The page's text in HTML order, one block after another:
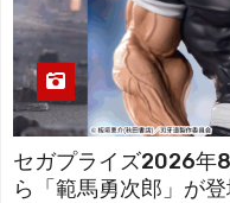
セガプライズ2026年
ら「範馬勇次郎」が